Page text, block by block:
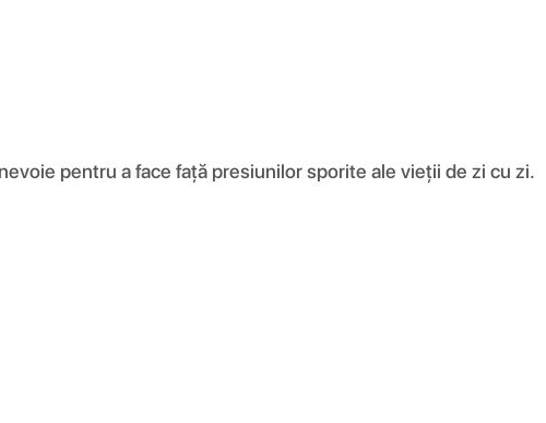
pentru a face față presiunilor sporite ale vieții de zi cu zi.